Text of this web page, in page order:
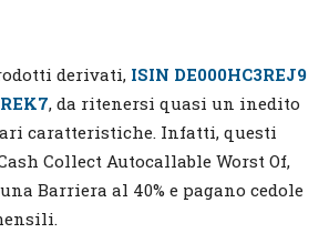
derivati, ISIN DE000HC3REJ9
, da ritenersi quasi un inedito
caratteristiche. Infatti, questi
Collect Autocallable Worst Of,
Barriera al 40% e pagano cedole